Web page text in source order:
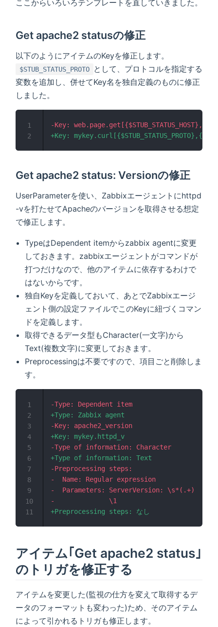
ここからいろいろテンプレートを直していきました。
Get apache2 statusの修正
以下のようにアイテムのKeyを修正します。
$STUB_STATUS_PROTO
として、プロトコルを指定する
変数を追加し、併せてKey名を独自定義のものに修正
しました。
-
+
1
2
Get apache2 status: Versionの修正
UserParameterを使い、Zabbixエージェントにhttpd
-vを打たせてApacheのバージョンを取得させる想定
で修正します。
TypeはDependent itemからzabbix agentに変更
しておきます。zabbixエージェントがコマンドが
打つだけなので、他のアイテムに依存するわけで
はないからです。
独自Keyを定義しておいて、あとでZabbixエージ
ェント側の設定ファイルでこのKeyに紐づくコマン
ドを定義します。
取得できるデータ型もCharacter(一文字)から
Text(複数文字)に変更しておきます。
Preprocessingは不要ですので、項目ごと削除しま
す。
-
+
-
+
-
+
-
-
-
-
+
1
2
3
4
5
6
7
8
9
10
11
アイテム｢Get apache2 status｣
のトリガを修正する
アイテムを変更した(監視の仕方を変えて取得するデ
ータのフォーマットも変わった)ため、そのアイテム
によって引かれるトリガも修正します。